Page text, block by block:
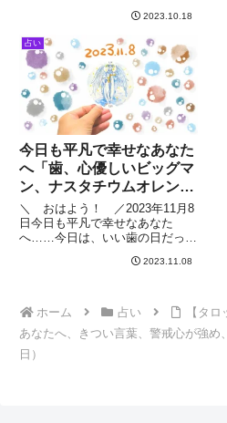
ぎるからかもそれが “当たり前”
になっているだけなの最高に不幸
な出来事に遭遇して初めて平凡で
最高な幸せに “気がつく”
2023.10.18
こ
占い
今日も平凡で幸せなあなた
へ「歯、心優しいビッグマ
ン、ナスタチウムオレン
ジ、自然体で」2023年11
月8日
＼ おはよう！ ／2023年11月8
日今日も平凡で幸せなあなた
へ……今日は、いい歯の日だって
飯が食べられないと長生きできな
もいるもしかしたらご飯食べな
2023.11.08
ホーム 占い
【タ
あなたへ、きつい言葉、警戒心が強め
日）